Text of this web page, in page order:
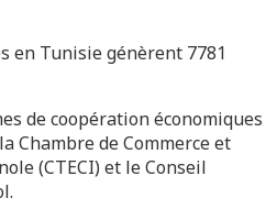
en Tunisie génèrent 7781
de coopération économiques
Chambre de Commerce et
(CTECI) et le Conseil